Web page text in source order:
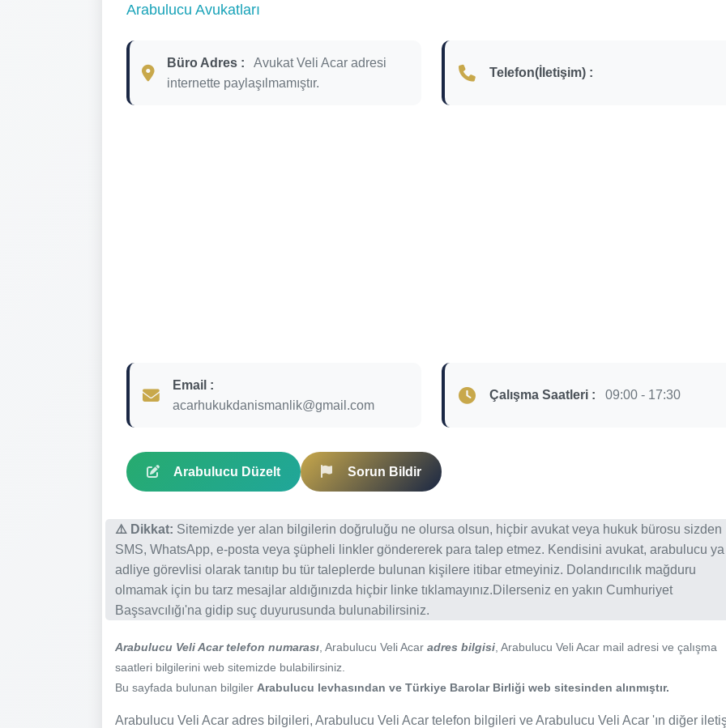
Arabulucu Avukatları
Büro Adres :
Avukat Veli Acar adresi
internette paylaşılmamıştır.
Telefon(İletişim) :
Email :
acarhukukdanismanlik@gmail.com
Çalışma Saatleri : 09:00 - 17:30
Arabulucu Düzelt Sorun Bildir
⚠️ Dikkat: Sitemizde yer alan bilgilerin doğruluğu ne olursa olsun, hiçbir avukat veya hukuk bürosu sizden
SMS, WhatsApp, e-posta veya şüpheli linkler göndererek para talep etmez. Kendisini avukat, arabulucu
adliye görevlisi olarak tanıtıp bu tür taleplerde bulunan kişilere itibar etmeyiniz. Dolandırıcılık mağduru
olmamak için bu tarz mesajlar aldığınızda hiçbir linke tıklamayınız.Dilerseniz en yakın Cumhuriyet
Başsavcılığı'na gidip suç duyurusunda bulunabilirsiniz.
Arabulucu Veli Acar telefon numarası , Arabulucu Veli Acar adres bilgisi , Arabulucu Veli Acar mail adresi ve çalışma
saatleri bilgilerini web sitemizde bulabilirsiniz.
Bu sayfada bulunan bilgiler Arabulucu levhasından ve Türkiye Barolar Birliği web sitesinden alınmıştır.
Arabulucu Veli Acar adres bilgileri, Arabulucu Veli Acar telefon bilgileri ve Arabulucu Veli Acar 'ın diğer